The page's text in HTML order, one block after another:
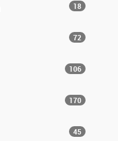
18
72
106
170
45